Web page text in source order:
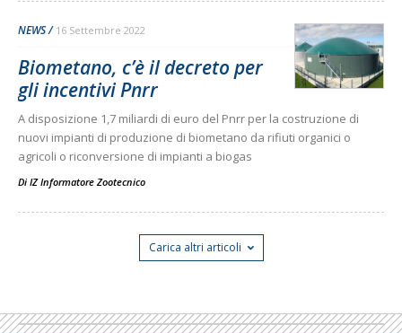
NEWS 16 Settembre 2022
Biometano, c’è il decreto per
gli incentivi Pnrr
A disposizione 1,7 miliardi di euro del Pnrr per la costruzione di
nuovi impianti di produzione di biometano da rifiuti organici o
agricoli o riconversione di impianti a biogas
Di IZ Informatore Zootecnico
Carica altri articoli